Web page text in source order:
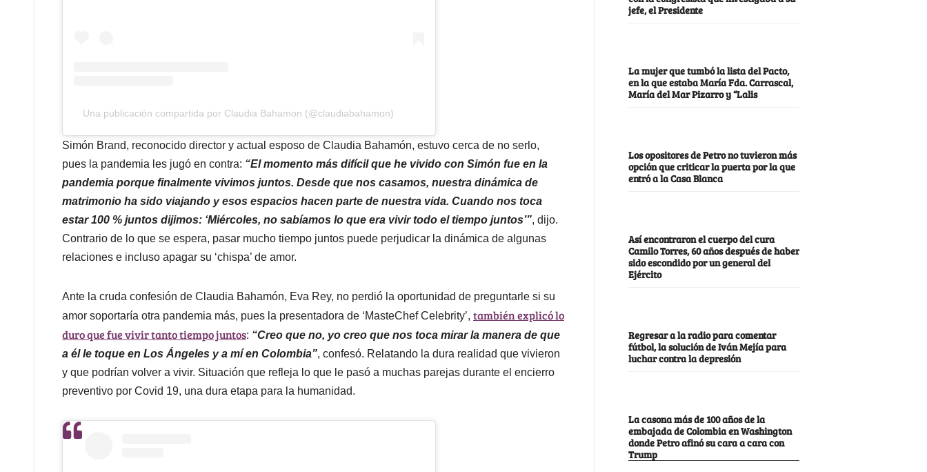
Una publicación compartida por Claudia Bahamon (@claudiabahamon)
Simón Brand, reconocido director y actual esposo de Claudia Bahamón, estuvo cerca de no serlo,
pues la pandemia les jugó en contra: “El momento más difícil que he vivido con Simón fue en la
pandemia porque finalmente vivimos juntos. Desde que nos casamos, nuestra dinámica de
matrimonio ha sido viajando y esos espacios hacen parte de nuestra vida. Cuando nos toca
estar 100 % juntos dijimos: ‘Miércoles, no sabíamos lo que era vivir todo el tiempo juntos’”, dijo.
Contrario de lo que se espera, pasar mucho tiempo juntos puede perjudicar la dinámica de algunas
relaciones e incluso apagar su ‘chispa’ de amor.
Ante la cruda confesión de Claudia Bahamón, Eva Rey, no perdió la oportunidad de preguntarle si su
amor soportaría otra pandemia más, pues la presentadora de ‘MasteChef Celebrity’, también explicó lo
duro que fue vivir tanto tiempo juntos: “Creo que no, yo creo que nos toca mirar la manera de que
a él le toque en Los Ángeles y a mí en Colombia”, confesó. Relatando la dura realidad que vivieron
y que podrían volver a vivir. Situación que refleja lo que le pasó a muchas parejas durante el encierro
preventivo por Covid 19, una dura etapa para la humanidad.
jefe, el Presidente
La mujer que tumbó la lista del Pacto,
en la que estaba María Fda. Carrascal,
María del Mar Pizarro y “Lalis
Los opositores de Petro no tuvieron más
opción que criticar la puerta por la que
entró a la Casa Blanca
Así encontraron el cuerpo del cura
Camilo Torres, 60 años después de haber
sido escondido por un general del
Ejército
Regresar a la radio para comentar
fútbol, la solución de Iván Mejía para
luchar contra la depresión
La casona más de 100 años de la
embajada de Colombia en Washington
donde Petro afinó su cara a cara con
Trump